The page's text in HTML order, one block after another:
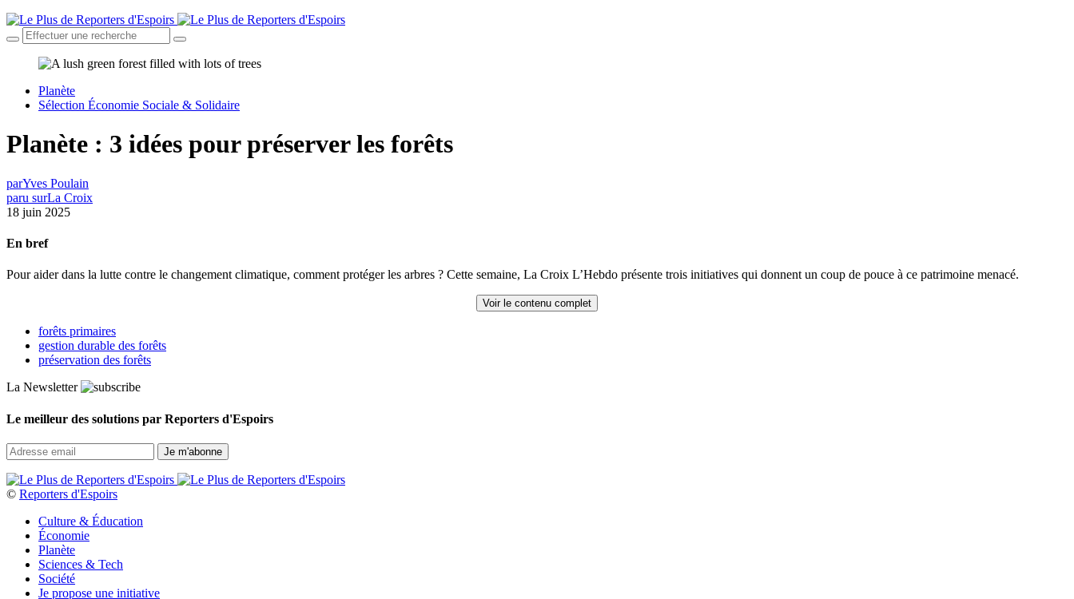
Planète
Sélection Économie Sociale & Solidaire
Planète : 3 idées pour préserver les forêts
parYves Poulain
paru surLa Croix
18 juin 2025
En bref
Pour aider dans la lutte contre le changement climatique, comment protéger les arbres ? Cette semaine, La Croix L’Hebdo présente trois initiatives qui donnent un coup de pouce à ce patrimoine menacé.
Voir le contenu complet
forêts primaires
gestion durable des forêts
préservation des forêts
La Newsletter
Le meilleur des solutions par Reporters d'Espoirs
© Reporters d'Espoirs
Culture & Éducation
Économie
Planète
Sciences & Tech
Société
Je propose une initiative